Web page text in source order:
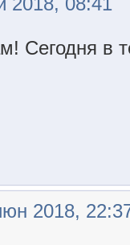
Сегодня в
2018,